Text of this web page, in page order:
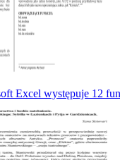
Excel występuje 12